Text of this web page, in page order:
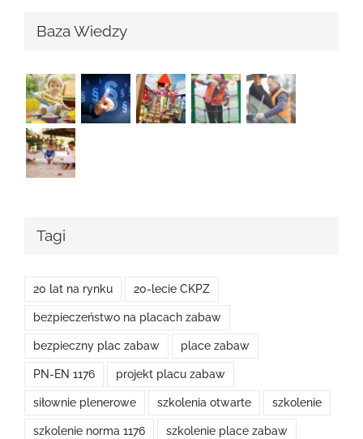
Baza Wiedzy
Tagi
20 lat na rynku 20-lecie CKPZ
bezpieczeństwo na placach zabaw
bezpieczny plac zabaw place zabaw
PN-EN 1176 projekt placu zabaw
siłownie plenerowe szkolenia otwarte szkolenie
szkolenie norma 1176 szkolenie place zabaw